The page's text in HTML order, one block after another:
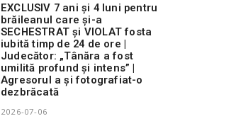
EXCLUSIV 7 ani și 4 luni pentru
brăileanul care și-a
SECHESTRAT și VIOLAT fosta
iubită timp de 24 de ore |
Judecător: „Tânăra a fost
umilită profund și intens” |
Agresorul a și fotografiat-o
dezbrăcată
2026-07-06